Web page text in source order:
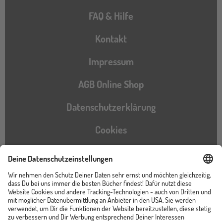
FAQ & Hilfe
Kontakt
Impressum
AGB Online Shop
Datenschutzerklärung
Cookies
Barrierefreiheitserklärung
Instagram
TikTokPinterestYouTubeFacebook